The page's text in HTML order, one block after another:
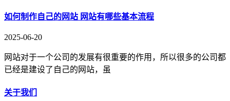
如何制作自己的网站 网站有哪些基本流程
2025-06-20
网站对于一个公司的发展有很重要的作用，所以很多的公司都
已经是建设了自己的网站，虽
关于我们